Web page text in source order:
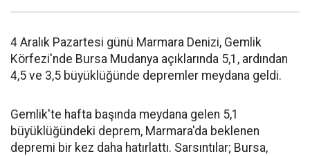
4 Aralık Pazartesi günü Marmara Denizi, Gemlik
Körfezi'nde Bursa Mudanya açıklarında 5,1, ardından
4,5 ve 3,5 büyüklüğünde depremler meydana geldi.
Gemlik'te hafta başında meydana gelen 5,1
büyüklüğündeki deprem, Marmara'da beklenen
depremi bir kez daha hatırlattı. Sarsıntılar; Bursa,